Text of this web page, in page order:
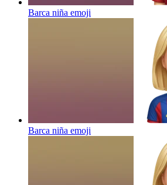
Barca niña emoji
Barca niña emoji